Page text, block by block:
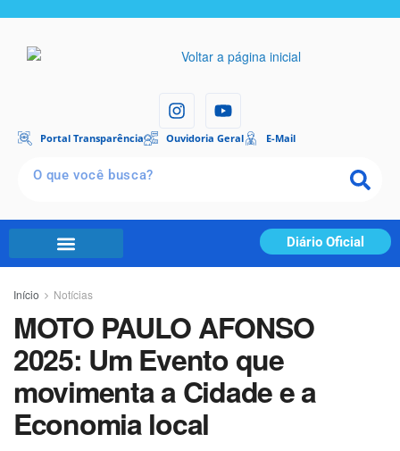
Portal Transparência Ouvidoria Geral E-Mail
Diário Oficial
Início Notícias
MOTO PAULO AFONSO
2025: Um Evento que
movimenta a Cidade e a
Economia local